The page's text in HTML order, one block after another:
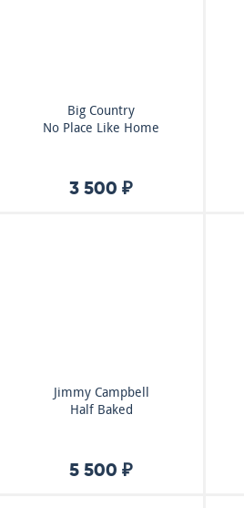
Big Country
No Place Like Home
3 500 ₽
Jimmy Campbell
Half Baked
5 500 ₽